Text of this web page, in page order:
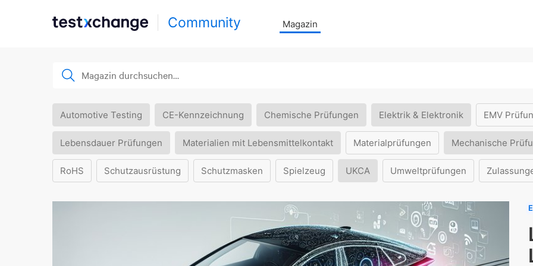
Community Magazin
Automotive Testing CE-Kennzeichnung Chemische Prüfungen Elektrik & Elektronik EMV
Lebensdauer Prüfungen Materialien mit Lebensmittelkontakt Materialprüfungen Mechanische
RoHS Schutzausrüstung Schutzmasken Spielzeug UKCA Umweltprüfungen